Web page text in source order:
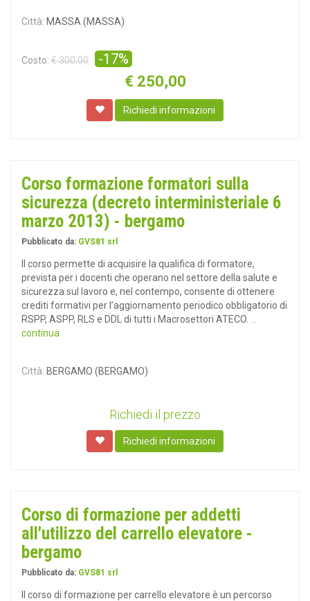
Città: MASSA (MASSA)
Costo: € 300,00 -17%
€ 250,00
Richiedi informazioni
Corso formazione formatori sulla
sicurezza (decreto interministeriale 6
marzo 2013) - bergamo
Pubblicato da: GVS81 srl
Il corso permette di acquisire la qualifica di formatore,
prevista per i docenti che operano nel settore della salute e
sicurezza sul lavoro e, nel contempo, consente di ottenere
crediti formativi per l’aggiornamento periodico obbligatorio di
RSPP, ASPP, RLS e DDL di tutti i Macrosettori ATECO.
continua
Città: BERGAMO (BERGAMO)
Richiedi il prezzo
Richiedi informazioni
Corso di formazione per addetti
all'utilizzo del carrello elevatore -
bergamo
Pubblicato da: GVS81 srl
Il corso di formazione per carrello elevatore è un percorso